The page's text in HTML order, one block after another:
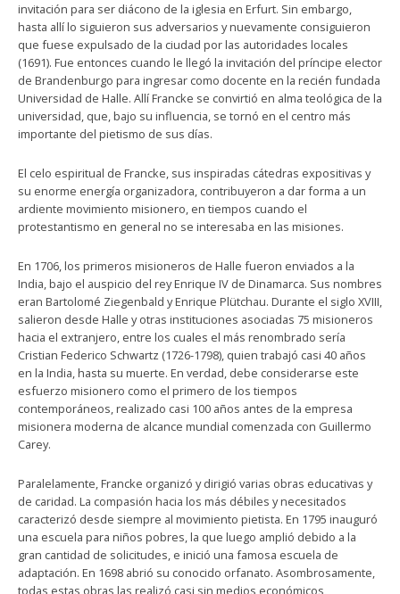
invitación para ser diácono de la iglesia en Erfurt. Sin embargo,
hasta allí lo siguieron sus adversarios y nuevamente consiguieron
que fuese expulsado de la ciudad por las autoridades locales
(1691). Fue entonces cuando le llegó la invitación del príncipe elector
de Brandenburgo para ingresar como docente en la recién fundada
Universidad de Halle. Allí Francke se convirtió en alma teológica de la
universidad, que, bajo su influencia, se tornó en el centro más
importante del pietismo de sus días.
El celo espiritual de Francke, sus inspiradas cátedras expositivas y
su enorme energía organizadora, contribuyeron a dar forma a un
ardiente movimiento misionero, en tiempos cuando el
protestantismo en general no se interesaba en las misiones.
En 1706, los primeros misioneros de Halle fueron enviados a la
India, bajo el auspicio del rey Enrique IV de Dinamarca. Sus nombres
eran Bartolomé Ziegenbald y Enrique Plütchau. Durante el siglo XVIII,
salieron desde Halle y otras instituciones asociadas 75 misioneros
hacia el extranjero, entre los cuales el más renombrado sería
Cristian Federico Schwartz (1726-1798), quien trabajó casi 40 años
en la India, hasta su muerte. En verdad, debe considerarse este
esfuerzo misionero como el primero de los tiempos
contemporáneos, realizado casi 100 años antes de la empresa
misionera moderna de alcance mundial comenzada con Guillermo
Carey.
Paralelamente, Francke organizó y dirigió varias obras educativas y
de caridad. La compasión hacia los más débiles y necesitados
caracterizó desde siempre al movimiento pietista. En 1795 inauguró
una escuela para niños pobres, la que luego amplió debido a la
gran cantidad de solicitudes, e inició una famosa escuela de
adaptación. En 1698 abrió su conocido orfanato. Asombrosamente,
todas estas obras las realizó casi sin medios económicos,